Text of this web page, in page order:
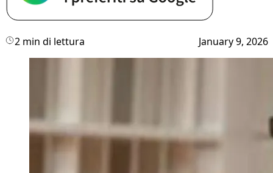
2 min di lettura January 9, 2026